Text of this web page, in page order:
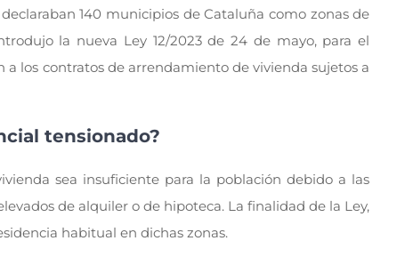
140 municipios de Cataluña como zonas de
la nueva Ley 12/2023 de 24 de mayo, para el
los contratos de arrendamiento de vivienda sujetos a
tensionado?
sea insuficiente para la población debido a las
de alquiler o de hipoteca. La finalidad de la Ley,
habitual en dichas zonas.